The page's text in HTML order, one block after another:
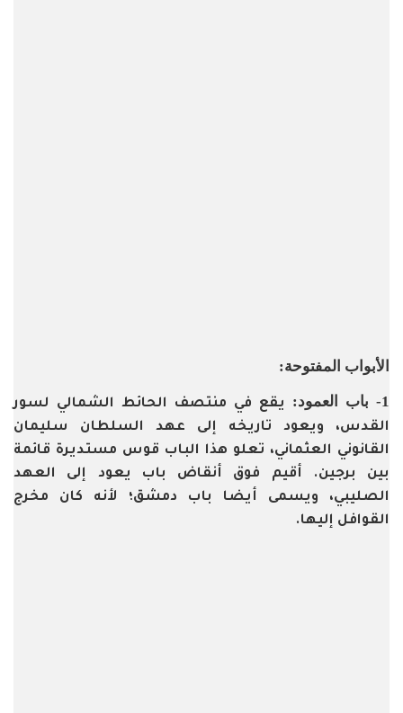
الأبواب المفتوحة:
1- باب العمود:
يقع في منتصف الحائط الشمالي لسور
القدس، ويعود تاريخه إلى عهد السلطان سليمان
القانوني العثماني، تعلو هذا الباب قوس مستديرة قائمة
بين برجين. أقيم فوق أنقاض باب يعود إلى العهد
الصليبي، ويسمى أيضا باب دمشق؛ لأنه كان مخرج
القوافل إليها.